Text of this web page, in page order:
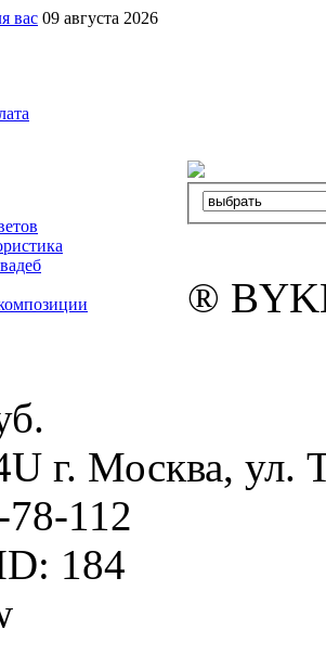
09 августа 2026
®
г. Москва, ул.
112
184